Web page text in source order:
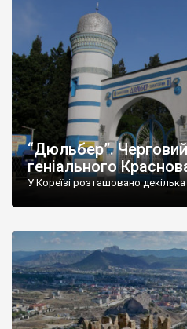
“Дюльбер”.
геніального
У Кореїзі розташовано